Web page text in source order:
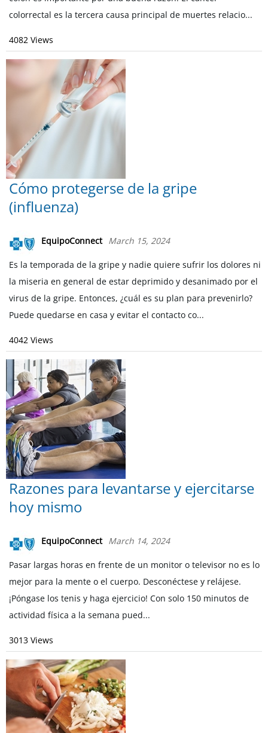
colorrectal es la tercera causa principal de muertes relacio...
4082 Views
Cómo protegerse de la gripe
(influenza)
EquipoConnect March 15, 2024
Es la temporada de la gripe y nadie quiere sufrir los dolores ni
la miseria en general de estar deprimido y desanimado por el
virus de la gripe. Entonces, ¿cuál es su plan para prevenirlo?
Puede quedarse en casa y evitar el contacto co...
4042 Views
Razones para levantarse y ejercitarse
hoy mismo
EquipoConnect March 14, 2024
Pasar largas horas en frente de un monitor o televisor no es lo
mejor para la mente o el cuerpo. Desconéctese y relájese.
¡Póngase los tenis y haga ejercicio! Con solo 150 minutos de
actividad física a la semana pued...
3013 Views